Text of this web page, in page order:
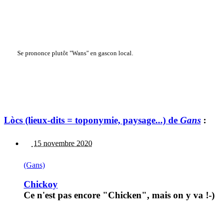
Se prononce plutôt "Wans" en gascon local.
Lòcs (lieux-dits = toponymie, paysage...) de Gans :
15 novembre 2020
(Gans)
Chickoy
Ce n'est pas encore "Chicken", mais on y va !-)